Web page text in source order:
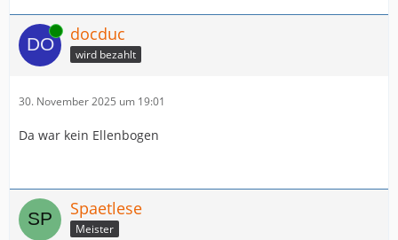
Online docduc
wird bezahlt
30. November 2025 um 19:01
Da war kein Ellenbogen
Spaetlese
Meister